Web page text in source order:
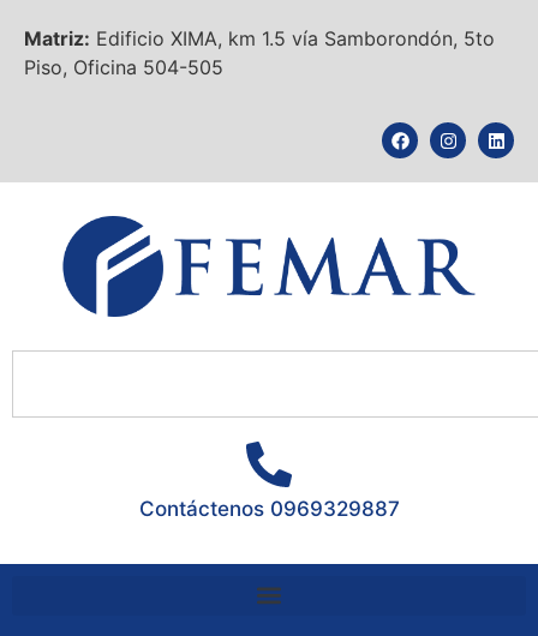
Matriz: Edificio XIMA, km 1.5 vía Samborondón, 5to
Piso, Oficina 504-505
Contáctenos 0969329887